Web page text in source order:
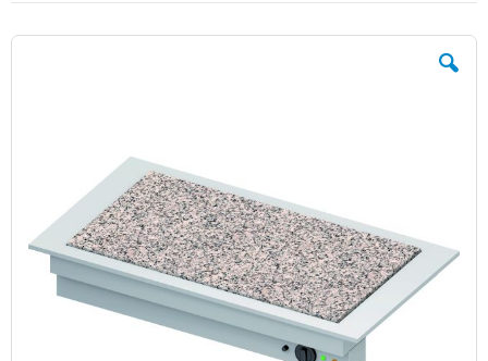
Zum